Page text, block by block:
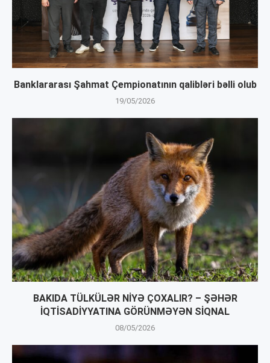
Banklararası Şahmat Çempionatının qalibləri bəlli olub
19/05/2026
BAKIDA TÜLKÜLƏR NİYƏ ÇOXALIR? – ŞƏHƏR
İQTİSADİYYATINA GÖRÜNMƏYƏN SİQNAL
08/05/2026